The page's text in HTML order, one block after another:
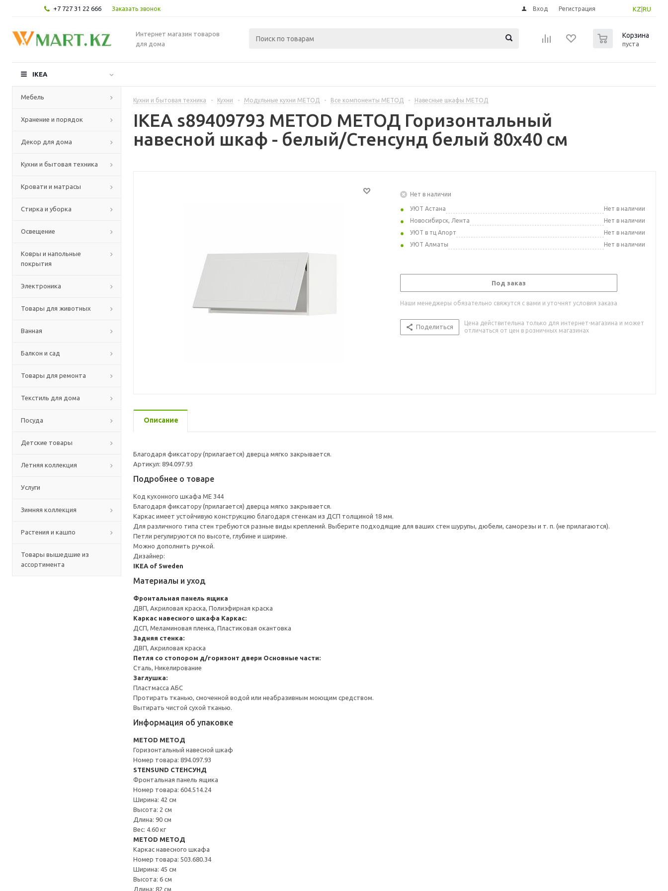
+7 727 31 22 666 Заказать звонок KZ RU
Вход Регистрация
Интернет магазин товаров
для дома
Корзина
пуста
IKEA
Мебель
Хранение и порядок
Декор для дома
Кухни и бытовая техника
Кровати и матрасы
Стирка и уборка
Освещение
Ковры и напольные
покрытия
Электроника
Товары для животных
Ванная
Балкон и сад
Товары для ремонта
Текстиль для дома
Посуда
Детские товары
Летняя коллекция
Услуги
Зимняя коллекция
Растения и кашпо
Товары вышедшие из
ассортимента
Кухни и бытовая техника - Кухни - Модульные кухни МЕТОД - Все компоненты МЕТОД - Навесные шкафы МЕТОД
IKEA s89409793 METOD МЕТОД Горизонтальный
навесной шкаф - белый/Стенсунд белый 80x40 см
Нет в наличии
УЮТ Астана
Нет в наличии
Новосибирск, Лента
Нет в наличии
УЮТ в тц Апорт
Нет в наличии
УЮТ Алматы
Нет в наличии
Под заказ
Наши менеджеры обязательно свяжутся с вами и уточнят условия заказа
Поделиться
Цена действительна только для интернет-магазина и может
отличаться от цен в розничных магазинах
Описание
Благодаря фиксатору (прилагается) дверца мягко закрывается.
Артикул: 894.097.93
Подробнее о товаре
Код кухонного шкафа ME 344
Благодаря фиксатору (прилагается) дверца мягко закрывается.
Каркас имеет устойчивую конструкцию благодаря стенкам из ДСП толщиной 18 мм.
Для различного типа стен требуются разные виды креплений. Выберите подходящие для ваших стен шурупы, дюбели, саморезы и т. п. (не прилагаются).
Петли регулируются по высоте, глубине и ширине.
Можно дополнить ручкой.
Дизайнер:
IKEA of Sweden
Материалы и уход
Фронтальная панель ящика
ДВП, Акриловая краска, Полиэфирная краска
Каркас навесного шкафа Каркас:
ДСП, Меламиновая пленка, Пластиковая окантовка
Задняя стенка:
ДВП, Акриловая краска
Петля со стопором д/горизонт двери Основные части:
Сталь, Никелирование
Заглушка:
Пластмасса АБС
Протирать тканью, смоченной водой или неабразивным моющим средством.
Вытирать чистой сухой тканью.
Информация об упаковке
METOD МЕТОД
Горизонтальный навесной шкаф
Номер товара: 894.097.93
STENSUND СТЕНСУНД
Фронтальная панель ящика
Номер товара: 604.514.24
Ширина: 42 см
Высота: 2 см
Длина: 90 см
Вес: 4.60 кг
METOD МЕТОД
Каркас навесного шкафа
Номер товара: 503.680.34
Ширина: 45 см
Высота: 6 см
Длина: 82 см